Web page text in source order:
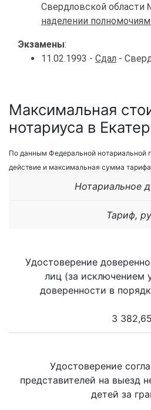
Свердловской области
наделении
Экзамены:
11.02.1993 - Сдал -
Максимальная
нотариуса в
По данным Федеральной нотариальной
действие и максимальная сумма
Нотариальное
Тариф,
Удостоверение
лиц (за исключением
доверенности в
3 382,65
Удостоверение
представителей на выезд
детей за